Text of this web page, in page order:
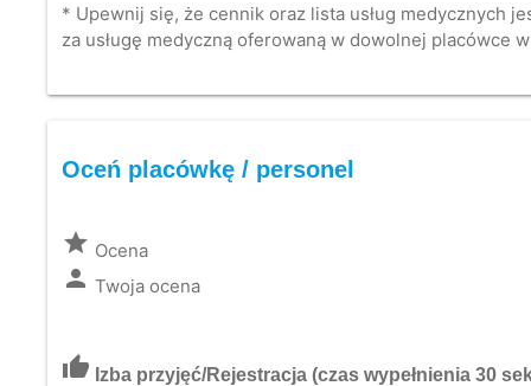
* Upewnij się, że cennik oraz lista usług medycznych
za usługę medyczną oferowaną w dowolnej placówce
Oceń placówkę / personel
grade Ocena
person Twoja ocena
thumb_up Izba przyjęć/Rejestracja (czas wypełnienia 30